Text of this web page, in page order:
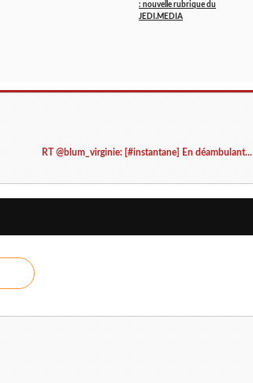
: nouvelle rubrique du
JEDI.MEDIA
RT @blum_virginie: [#instantane] En déambulant...